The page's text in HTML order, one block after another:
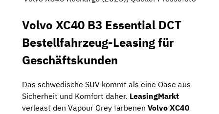
Volvo XC40 B3 Essential DCT
Bestellfahrzeug-Leasing für
Geschäftskunden
Das schwedische SUV kommt als eine Oase aus
Sicherheit und Komfort daher. LeasingMarkt
verleast den Vapour Grey farbenen Volvo XC40